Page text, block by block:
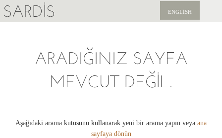
SARDIS ENGLISH
ARADIĞINIZ SAYFA
MEVCUT DEĞIL.
Aşağıdaki arama kutusunu kullanarak yeni bir arama yapın veya ana
sayfaya dönün